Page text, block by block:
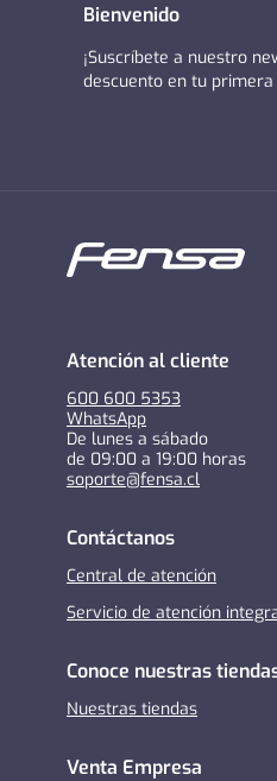
Bienvenido
¡Suscríbete a nuestro
descuento en tu
Atención al cliente
600 600 5353
WhatsApp
De lunes a sábado
de 09:00 a 19:00 horas
soporte@fensa.cl
Contáctanos
Central de atención
Servicio de atención
Conoce nuestras
Nuestras tiendas
Venta Empresa